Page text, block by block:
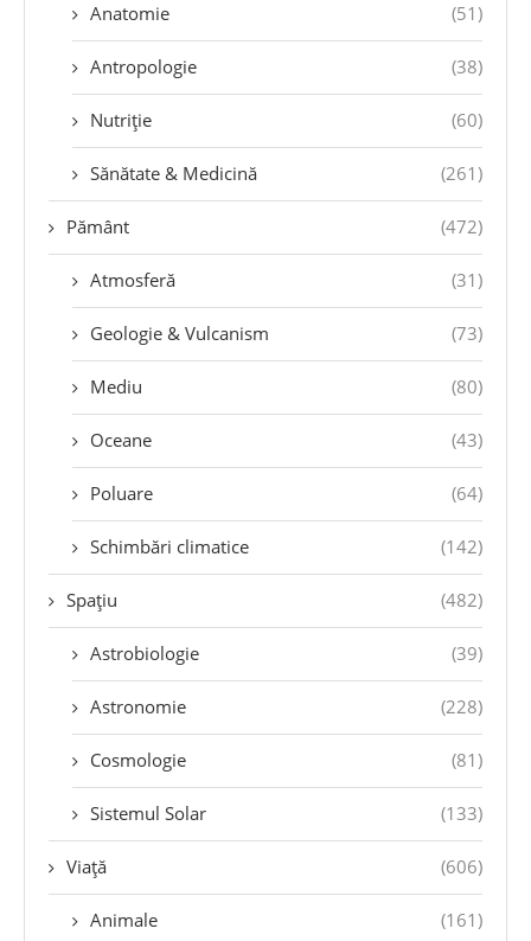
Anatomie (51)
Antropologie (38)
Nutriție (60)
Sănătate & Medicină (261)
Pământ (472)
Atmosferă (31)
Geologie & Vulcanism (73)
Mediu (80)
Oceane (43)
Poluare (64)
Schimbări climatice (142)
Spațiu (482)
Astrobiologie (39)
Astronomie (228)
Cosmologie (81)
Sistemul Solar (133)
Viață (606)
Animale (161)